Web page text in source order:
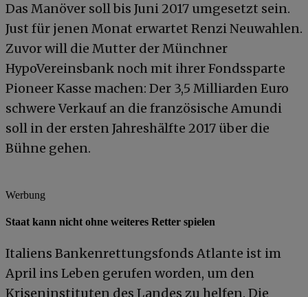
Das Manöver soll bis Juni 2017 umgesetzt sein.
Just für jenen Monat erwartet Renzi Neuwahlen.
Zuvor will die Mutter der Münchner
HypoVereinsbank noch mit ihrer Fondssparte
Pioneer Kasse machen: Der 3,5 Milliarden Euro
schwere Verkauf an die französische Amundi
soll in der ersten Jahreshälfte 2017 über die
Bühne gehen.
Werbung
Staat kann nicht ohne weiteres Retter spielen
Italiens Bankenrettungsfonds Atlante ist im
April ins Leben gerufen worden, um den
Kriseninstituten des Landes zu helfen. Die